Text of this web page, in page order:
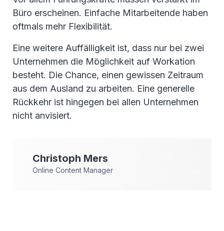
Büro erscheinen. Einfache Mitarbeitende haben
oftmals mehr Flexibilität.
Eine weitere Auffälligkeit ist, dass nur bei zwei
Unternehmen die Möglichkeit auf Workation
besteht. Die Chance, einen gewissen Zeitraum
aus dem Ausland zu arbeiten. Eine generelle
Rückkehr ist hingegen bei allen Unternehmen
nicht anvisiert.
Christoph Mers
Online Content Manager